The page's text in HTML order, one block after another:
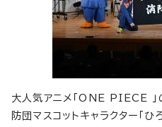
大人気アニメ「ONE PIECE 」
防団マスコットキャラクター「